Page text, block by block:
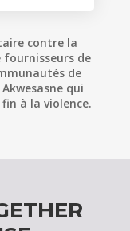
contre la
fournisseurs de
de
qui
à la violence.